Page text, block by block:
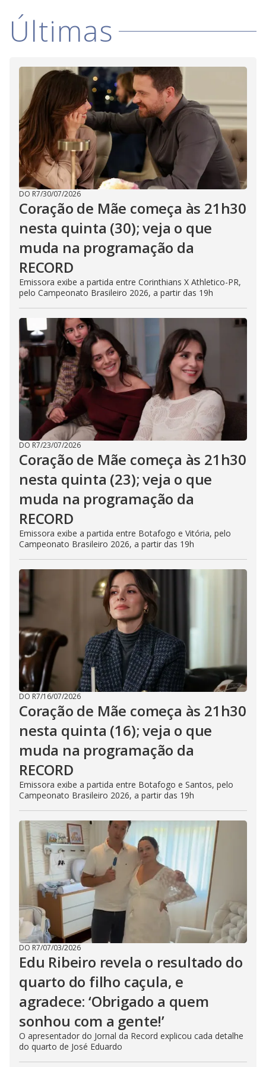
i
d
e
o
Últimas
DO R7/30/07/2026
Coração de Mãe começa às 21h30
nesta quinta (30); veja o que
muda na programação da
RECORD
Emissora exibe a partida entre Corinthians X Athletico-PR,
pelo Campeonato Brasileiro 2026, a partir das 19h
DO R7/23/07/2026
Coração de Mãe começa às 21h30
nesta quinta (23); veja o que
muda na programação da
RECORD
Emissora exibe a partida entre Botafogo e Vitória, pelo
Campeonato Brasileiro 2026, a partir das 19h
DO R7/16/07/2026
Coração de Mãe começa às 21h30
nesta quinta (16); veja o que
muda na programação da
RECORD
Emissora exibe a partida entre Botafogo e Santos, pelo
Campeonato Brasileiro 2026, a partir das 19h
DO R7/07/03/2026
Edu Ribeiro revela o resultado do
quarto do filho caçula, e
agradece: ‘Obrigado a quem
sonhou com a gente!’
O apresentador do Jornal da Record explicou cada detalhe
do quarto de José Eduardo